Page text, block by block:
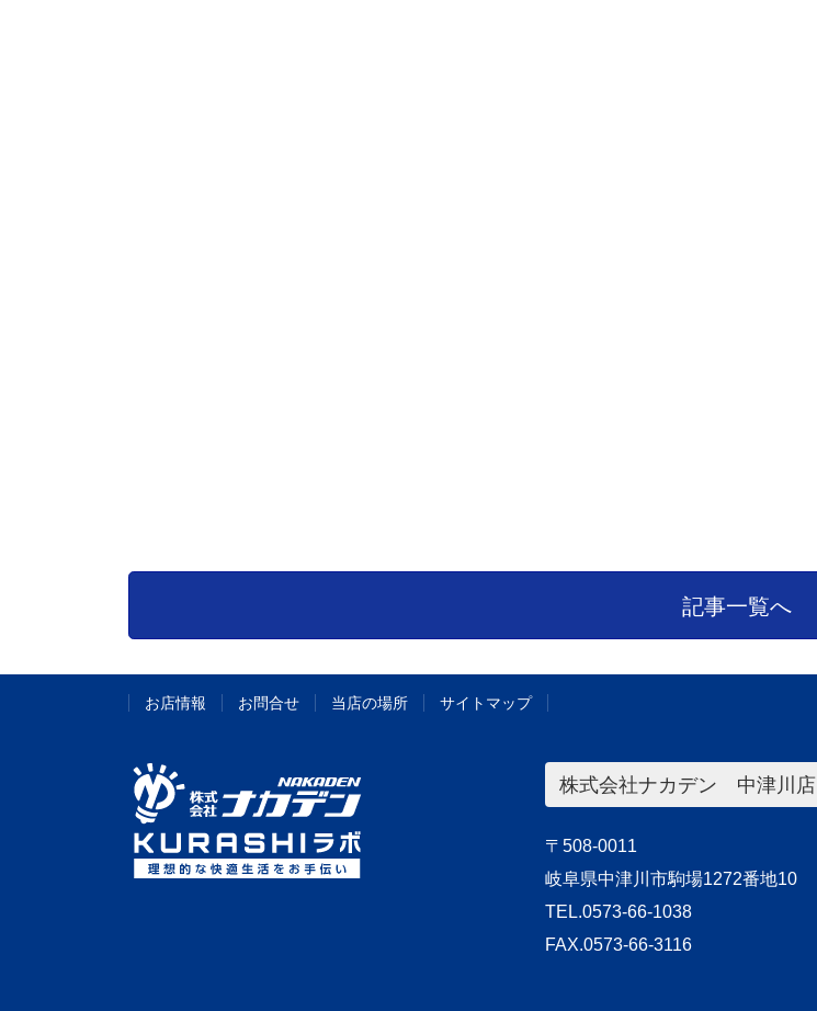
記事一覧へ
お店情報 お問合せ 当店の場所 サイトマップ
株式会社ナカデン 中津川店
〒508-0011
岐阜県中津川市駒場1272番地10
TEL.0573-66-1038
FAX.0573-66-3116